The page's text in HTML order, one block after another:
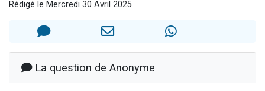
Ariel vient de donner son Maasser
Il reste 49 places pour étudier en groupe sur Zoom
6 personnes viennent de faire un don pour 5 enfants déjà orphelins risquent de perdre leur maman
3 personnes viennent de nous rejoindre sur WhatsApp
Rédigé le Mercredi 30 Avril 2025
La question de Anonyme